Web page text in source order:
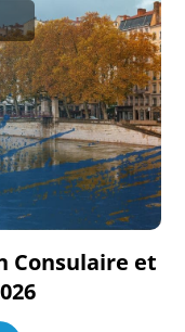
Consulaire et